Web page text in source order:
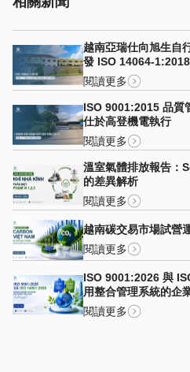
越南亞瑞仕向旭生自
發 ISO 14064-
閱讀更多
ISO 9001:2015 品質
仕於高登機電執行
閱讀更多
溫室氣體排放報告：
的差異解析
閱讀更多
越南碳交易市場試營
閱讀更多
ISO 9001:2026 與
用整合管理系統的企
閱讀更多